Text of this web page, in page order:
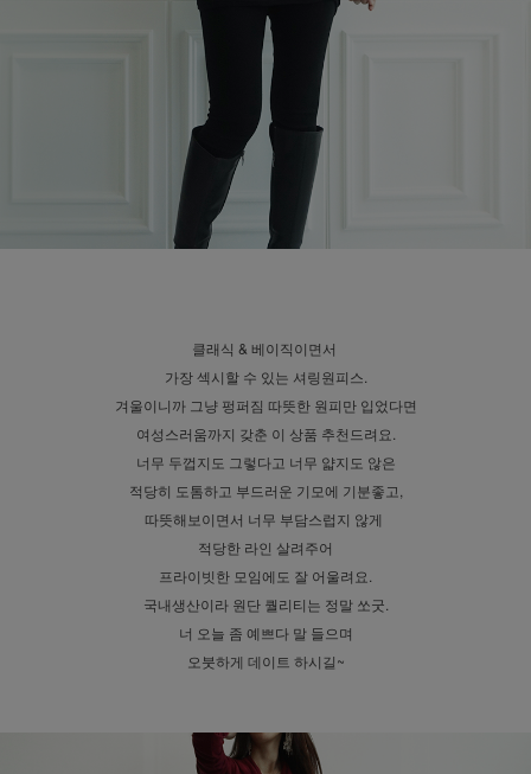
클래식 & 베이직이면서
가장 섹시할 수 있는 셔링원피스.
겨울이니까 그냥 펑퍼짐 따뜻한 원피만 입었다면
여성스러움까지 갖춘 이 상품 추천드려요.
너무 두껍지도 그렇다고 너무 얇지도 않은
적당히 도톰하고 부드러운 기모에 기분좋고,
따뜻해보이면서 너무 부담스럽지 않게
적당한 라인 살려주어
프라이빗한 모임에도 잘 어울려요.
국내생산이라 원단 퀄리티는 정말 쏘굿.
너 오늘 좀 예쁘다 말 들으며
오붓하게 데이트 하시길~